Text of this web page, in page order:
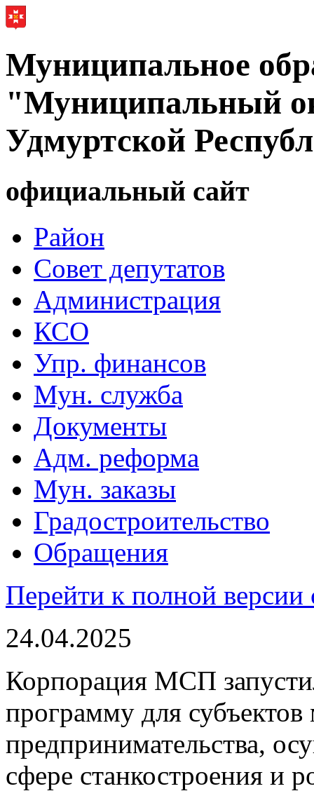
Муниципальное
"Муниципальный
Удмуртской
официальный сайт
Район
Совет депутатов
Администрация
КСО
Упр. финансов
Мун. служба
Документы
Адм. реформа
Мун. заказы
Градостроительство
Обращения
Перейти к полной версии
24.04.2025
Корпорация МСП
программу для субъектов
предпринимательства,
сфере станкостроения и